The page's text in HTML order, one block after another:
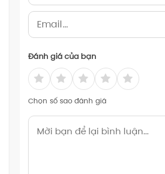
Đánh giá của bạn
Chọn số sao đánh giá